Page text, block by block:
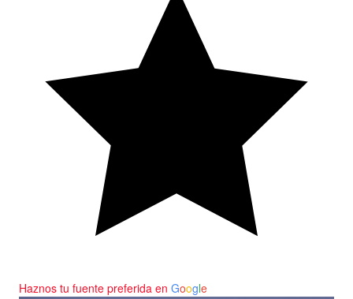
Haznos tu fuente preferida en Google